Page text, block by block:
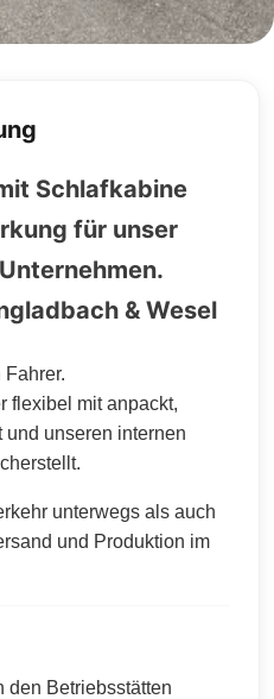
Schlafkabine
für unser
& Wesel
flexibel mit anpackt,
und unseren internen
unterwegs als auch
und Produktion im
den Betriebsstätten